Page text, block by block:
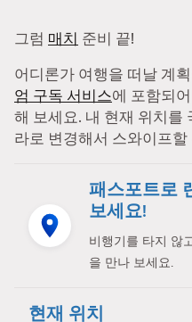
그럼 매치 준비 끝!
어디론가 여행을 떠날 계
엄 구독 서비스에 포함되
해 보세요. 내 현재 위치를
라로 변경해서 스와이프할
패스포트로
보세요!
비행기를 타지 않
을 만나 보세요.
현재 위치